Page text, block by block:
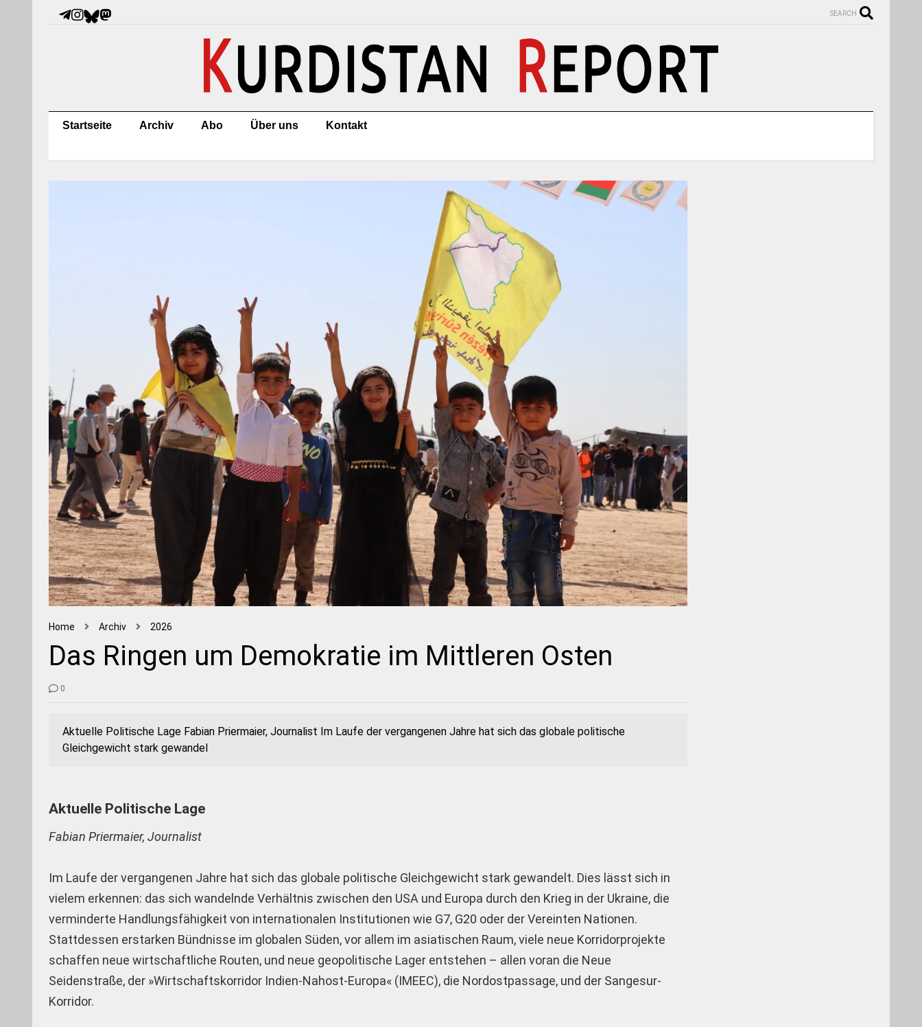
SEARCH
Startseite Archiv Abo Über uns Kontakt
Home Archiv 2026
Das Ringen um Demokratie im Mittleren Osten
0
Aktuelle Politische Lage Fabian Priermaier, Journalist Im Laufe der vergangenen Jahre hat sich das globale politische
Gleichgewicht stark gewandel
Aktuelle Politische Lage
Fabian Priermaier, Journalist
Im Laufe der vergangenen Jahre hat sich das globale politische Gleichgewicht stark gewandelt. Dies lässt sich in
vielem erkennen: das sich wandelnde Verhältnis zwischen den USA und Europa durch den Krieg in der Ukraine, die
verminderte Handlungsfähigkeit von internationalen Institutionen wie G7, G20 oder der Vereinten Nationen.
Stattdessen erstarken Bündnisse im globalen Süden, vor allem im asiatischen Raum, ­viele neue Korridorprojekte
schaffen neue wirtschaftliche Routen, und neue geopolitische Lager entstehen – allen voran die Neue
Seidenstraße, der »Wirtschaftskorridor Indien-Nahost-Europa« (IMEEC), die Nordostpassage, und der Sangesur-
Korridor.